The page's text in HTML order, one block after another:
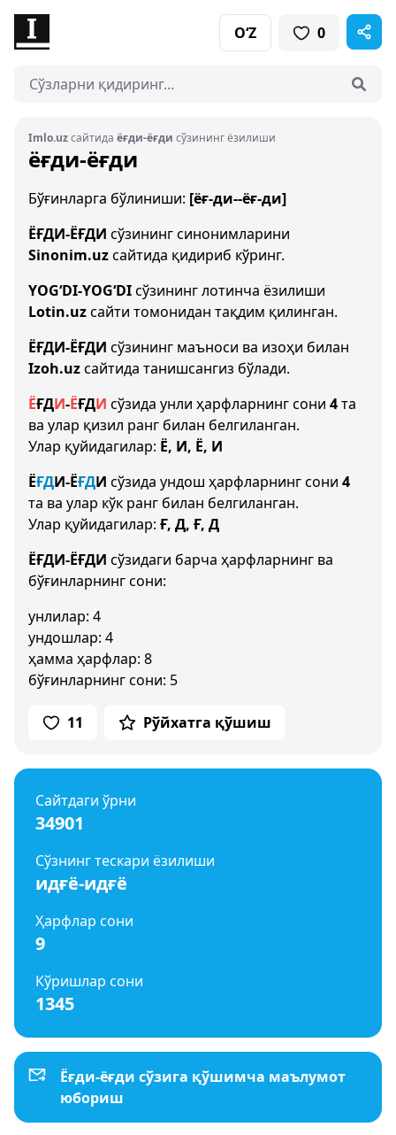
O‘Z 0
Imlo.uzсайтида ёғди-ёғди сўзининг ёзилиши
ёғди-ёғди
Бўғинларга бўлиниши: [ёғ-ди--ёғ-ди]
ЁҒДИ-ЁҒДИ сўзининг синонимларини
Sinonim.uzсайтида қидириб кўринг.
YOG‘DI-YOG‘DIсўзининг лотинча ёзилиши
Lotin.uzсайти томонидан тақдим қилинган.
ЁҒДИ-ЁҒДИ сўзининг маъноси ва изоҳи билан
Izoh.uzсайтида танишсангиз бўлади.
ЁҒДИ-ЁҒДИ сўзида унли ҳарфларнинг сони 4та
ва улар қизил ранг билан белгиланган.
Улар қуйидагилар: Ё, И, Ё, И
ЁҒДИ-ЁҒДИ сўзида ундош ҳарфларнинг сони 4
та ва улар кўк ранг билан белгиланган.
Улар қуйидагилар: Ғ, Д, Ғ, Д
ЁҒДИ-ЁҒДИ сўзидаги барча ҳарфларнинг ва
бўғинларнинг сони:
унлилар: 4
ундошлар: 4
ҳамма ҳарфлар: 8
бўғинларнинг сони: 5
11 Рўйхатга қўшиш
Сайтдаги ўрни
34901
Сўзнинг тескари ёзилиши
идғё-идғё
Ҳарфлар сони
9
Кўришлар сони
1345
Ёғди-ёғди сўзига қўшимча маълумот
юбориш